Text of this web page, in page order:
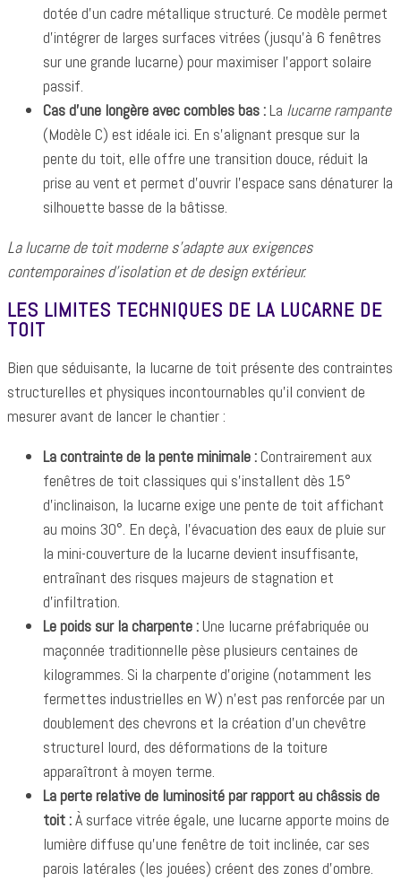
dotée d'un cadre métallique structuré. Ce modèle permet
d'intégrer de larges surfaces vitrées (jusqu'à 6 fenêtres
sur une grande lucarne) pour maximiser l'apport solaire
passif.
Cas d'une longère avec combles bas :La lucarne rampante
(Modèle C) est idéale ici. En s'alignant presque sur la
pente du toit, elle offre une transition douce, réduit la
prise au vent et permet d'ouvrir l'espace sans dénaturer la
silhouette basse de la bâtisse.
La lucarne de toit moderne s'adapte aux exigences
contemporaines d'isolation et de design extérieur.
LES LIMITES TECHNIQUES DE LA LUCARNE DE
TOIT
Bien que séduisante, la lucarne de toit présente des contraintes
structurelles et physiques incontournables qu'il convient de
mesurer avant de lancer le chantier :
La contrainte de la pente minimale :Contrairement aux
fenêtres de toit classiques qui s'installent dès 15°
d'inclinaison, la lucarne exige une pente de toit affichant
au moins 30°. En deçà, l'évacuation des eaux de pluie sur
la mini-couverture de la lucarne devient insuffisante,
entraînant des risques majeurs de stagnation et
d'infiltration.
Le poids sur la charpente :Une lucarne préfabriquée ou
maçonnée traditionnelle pèse plusieurs centaines de
kilogrammes. Si la charpente d'origine (notamment les
fermettes industrielles en W) n'est pas renforcée par un
doublement des chevrons et la création d'un chevêtre
structurel lourd, des déformations de la toiture
apparaîtront à moyen terme.
La perte relative de luminosité par rapport au châssis de
toit :À surface vitrée égale, une lucarne apporte moins de
lumière diffuse qu'une fenêtre de toit inclinée, car ses
parois latérales (les jouées) créent des zones d'ombre.